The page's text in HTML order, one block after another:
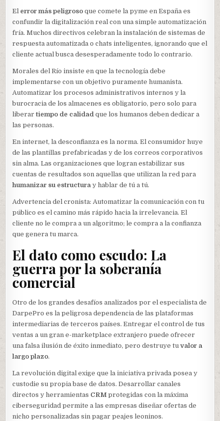
El error más peligroso que comete la pyme en España es
confundir la digitalización real con una simple automatización
fría. Muchos directivos celebran la instalación de sistemas de
respuesta automatizada o chats inteligentes, ignorando que el
cliente actual busca desesperadamente todo lo contrario.
Morales del Río insiste en que la tecnología debe
implementarse con un objetivo puramente humanista.
Automatizar los procesos administrativos internos y la
burocracia de los almacenes es obligatorio, pero solo para
liberartiempo de calidad que los humanos deben dedicar a
las personas.
En internet, la desconfianza es la norma. El consumidor huye
de las plantillas prefabricadas y de los correos corporativos
sin alma. Las organizaciones que logran estabilizar sus
cuentas de resultados son aquellas que utilizan la red para
humanizar su estructura y hablar de tú a tú.
Advertencia del cronista: Automatizar la comunicación con tu
público es el camino más rápido hacia la irrelevancia. El
cliente no le compra a un algoritmo; le compra a la confianza
que genera tu marca.
El dato como escudo: La
guerra por la soberanía
comercial
Otro de los grandes desafíos analizados por el especialista de
DarpePro es la peligrosa dependencia de las plataformas
intermediarias de terceros países. Entregar el control de tus
ventas a un gran e-marketplace extranjero puede ofrecer
una falsa ilusión de éxito inmediato, pero destruye tuvalor a
largo plazo.
La revolución digital exige que la iniciativa privada posea y
custodie su propia base de datos. Desarrollar canales
directos y herramientas CRM protegidas con la máxima
ciberseguridad permite a las empresas diseñar ofertas de
nicho personalizadas sin pagar peajes leoninos.